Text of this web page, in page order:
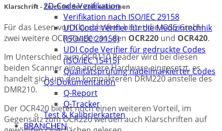
2D-Code Verifikation
Verifikation nach ISO/IEC 29158
UDI Code Verifier für die Medizintechnik
(ISO/IEC 29158)
UDI Code Verifier für gedruckte Codes
(ISO/IEC 15415)
Qualitätsprüfung nadelmarkierter Codes
QS-Dokumentation
Q-Report
Q-Tracker
Test & Kalibrierkarten
BRANCHEN
Klarschrift - Zeichen der Zeit erkennen
Für das Lesen von Klarschriften bietet die IOSS GmbH
zwei weitere OCR-Reader an, den OCR220 und OCR420.
Im Unterschied zum OCR110 Reader wird bei diesen
beiden Scanner eine andere Hardware eingesetzt, es
handelt sich um den kompakteren DRM220 anstelle des
DMR210.
Der OCR420 bietet noch einen weiteren Vorteil, im
Gegensatz zum OCR220 werden auch Klarschriften auf